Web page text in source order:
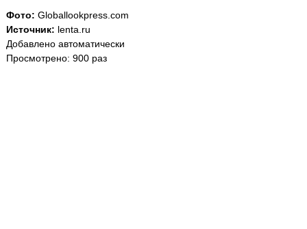
Фото: Globallookpress.com
Источник: lenta.ru
Добавлено автоматически
Просмотрено: 900 раз